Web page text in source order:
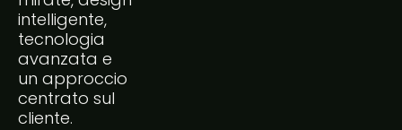
intelligente,
tecnologia
avanzata e
un approccio
centrato sul
cliente.